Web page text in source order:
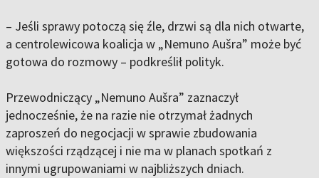
– Jeśli sprawy potoczą się źle, drzwi są dla nich otwarte,
a centrolewicowa koalicja w „Nemuno Aušra” może być
gotowa do rozmowy – podkreślił polityk.
Przewodniczący „Nemuno Aušra” zaznaczył
jednocześnie, że na razie nie otrzymał żadnych
zaproszeń do negocjacji w sprawie zbudowania
większości rządzącej i nie ma w planach spotkań z
innymi ugrupowaniami w najbliższych dniach.